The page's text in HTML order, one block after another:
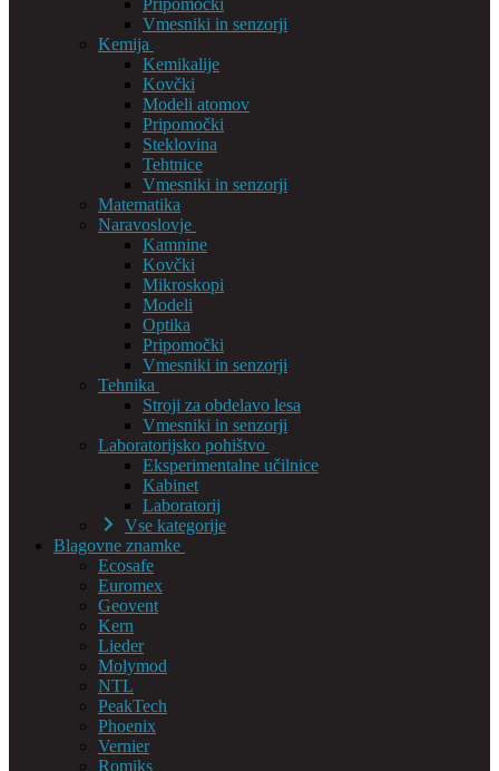
Pripomočki
Vmesniki in senzorji
Kemija
Kemikalije
Kovčki
Modeli atomov
Pripomočki
Steklovina
Tehtnice
Vmesniki in senzorji
Matematika
Naravoslovje
Kamnine
Kovčki
Mikroskopi
Modeli
Optika
Pripomočki
Vmesniki in senzorji
Tehnika
Stroji za obdelavo lesa
Vmesniki in senzorji
Laboratorijsko pohištvo
Eksperimentalne učilnice
Kabinet
Laboratorij
Vse kategorije
Blagovne znamke
Ecosafe
Euromex
Geovent
Kern
Lieder
Molymod
NTL
PeakTech
Phoenix
Vernier
Romiks